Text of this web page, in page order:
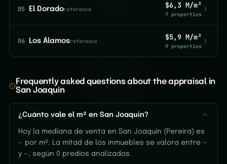
05 El Doradoreference $6,3 M/m²
7 properties
06 Los Álamosreference $5,9 M/m²
9 properties
Frequently asked questions about the appraisal in
San Joaquin
¿Cuánto vale el m² en San Joaquin?
Hoy la mediana de venta en San Joaquin (Pereira) es
— por m². La mitad de los inmuebles se valora entre —
y —, según 0 predios analizados.